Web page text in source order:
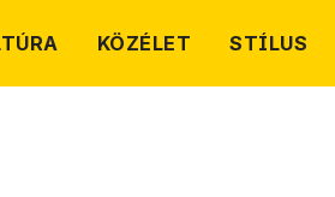
KÖZÉLET STÍLUS